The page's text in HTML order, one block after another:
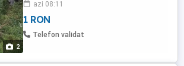
2
locului. SE OFERA FACTURA! Pentru mai
multe detalii sunați la numărul de telefon
afișat pe poza
azi 08:11
1 RON
Telefon validat